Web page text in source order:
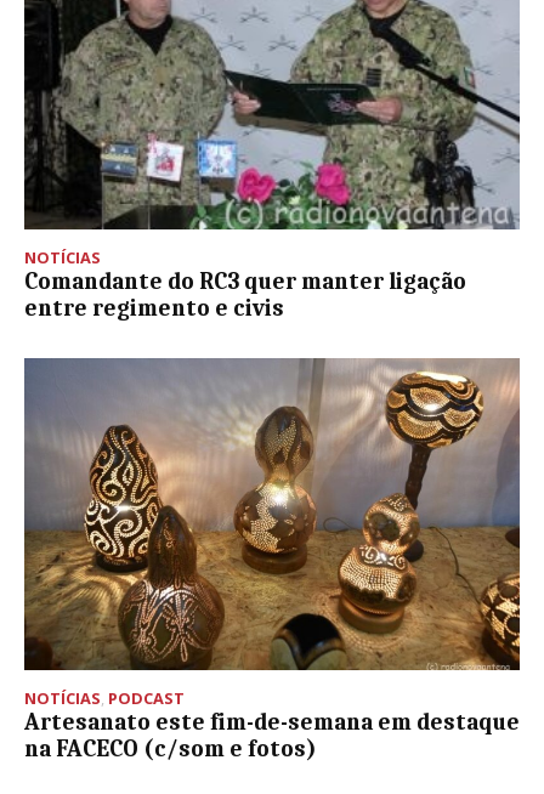
NOTÍCIAS
Comandante do RC3 quer manter ligação
entre regimento e civis
NOTÍCIAS, PODCAST
Artesanato este fim-de-semana em destaque
na FACECO (c/som e fotos)